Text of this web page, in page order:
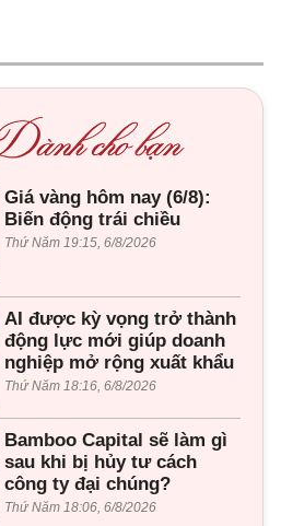
Giá vàng hôm nay (6/8):
Biến động trái chiều
Thứ Năm 19:15, 6/8/2026
AI được kỳ vọng trở thành
động lực mới giúp doanh
nghiệp mở rộng xuất khẩu
Thứ Năm 18:16, 6/8/2026
Bamboo Capital sẽ làm gì
sau khi bị hủy tư cách
công ty đại chúng?
Thứ Năm 18:06, 6/8/2026